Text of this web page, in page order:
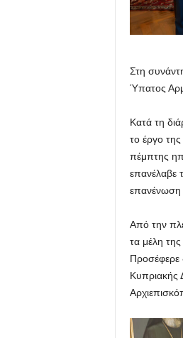
Στη
Ύπατος
Κατά τη
το έργο
πέμπτης
επανέλαβε
επανένωση
Από την
τα μέλη
Προσέφερε
Κυπριακής